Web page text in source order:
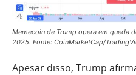
Memecoin de Trump opera em queda
2025. Fonte: CoinMarketCap/
Apesar disso, Trump